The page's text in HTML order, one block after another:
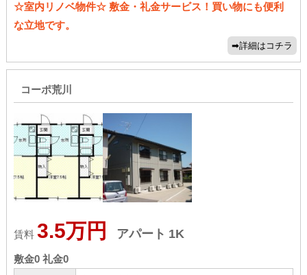
☆室内リノベ物件☆ 敷金・礼金サービス！買い物にも便利
な立地です。
コーポ荒川
賃料 3.5万円 アパート 1K
敷金0 礼金0